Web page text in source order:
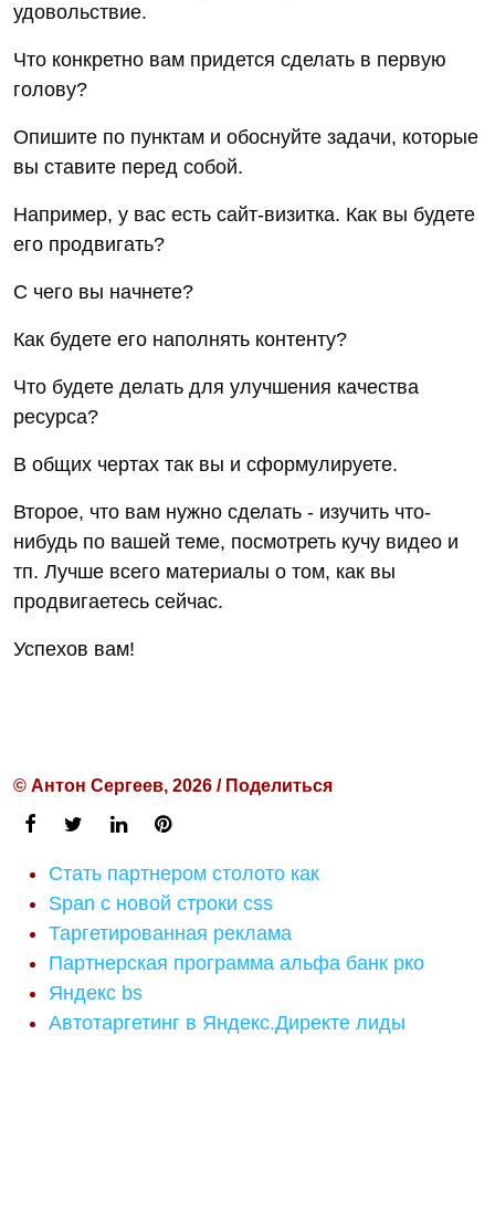
удовольствие.
Что конкретно вам придется сделать в первую
голову?
Опишите по пунктам и обоснуйте задачи, которые
вы ставите перед собой.
Например, у вас есть сайт-визитка. Как вы будете
его продвигать?
С чего вы начнете?
Как будете его наполнять контенту?
Что будете делать для улучшения качества
ресурса?
В общих чертах так вы и сформулируете.
Второе, что вам нужно сделать - изучить что-
нибудь по вашей теме, посмотреть кучу видео и
тп. Лучше всего материалы о том, как вы
продвигаетесь сейчас.
Успехов вам!
© Антон Сергеев, 2026 / Поделиться
Стать партнером столото как
Span с новой строки css
Таргетированная реклама
Партнерская программа альфа банк рко
Яндекс bs
Автотаргетинг в Яндекс.Директе лиды